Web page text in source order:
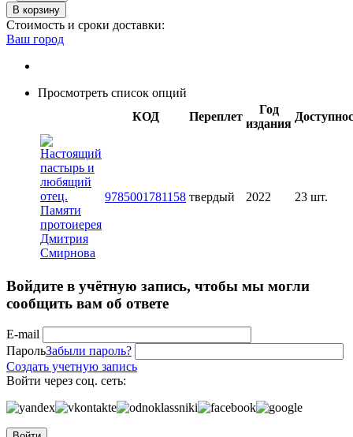
В корзину
Стоимость и сроки доставки:
Ваш город
Просмотреть список опций
КОД
Переплет
Год
издания
9785001781158 твердый 2022 23 шт.
Войдите в учётную запись, чтобы мы могли
сообщить вам об ответе
E-mail
ПарольЗабыли пароль?
Создать учетную запись
Войти через соц. сеть: